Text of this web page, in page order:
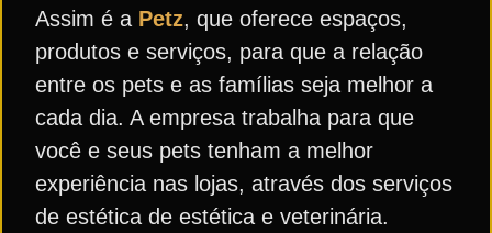
Assim é a Petz, que oferece espaços,
produtos e serviços, para que a relação
entre os pets e as famílias seja melhor a
cada dia. A empresa trabalha para que
você e seus pets tenham a melhor
experiência nas lojas, através dos serviços
de estética de estética e veterinária.